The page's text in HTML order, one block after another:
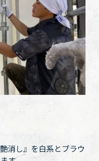
消し』を白系とブラウ